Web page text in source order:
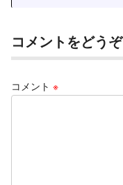
コメントをどうぞ
コメント ※